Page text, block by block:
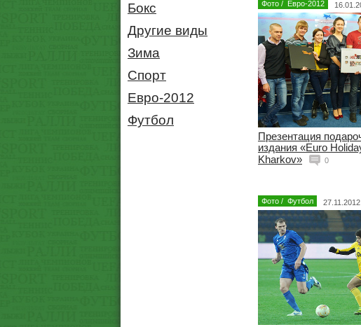
Бокс
Другие виды
Зима
Спорт
Евро-2012
Футбол
Фото / Евро-2012
Презентация
издания «Euro
Kharkov»
0
Фото / Футбол 27.11.2012